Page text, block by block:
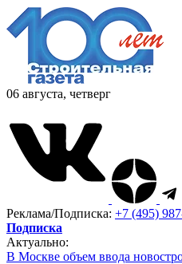
06 августа, четверг
Реклама/Подписка: +7 (495)
Подписка
Актуально:
В Москве объем ввода